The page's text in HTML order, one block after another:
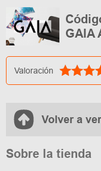
GAIA
Valoración
Volver a
Sobre la tienda